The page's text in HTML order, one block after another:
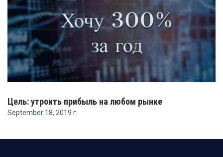
Цель: утроить прибыль на любом рынке
September 18, 2019 г.